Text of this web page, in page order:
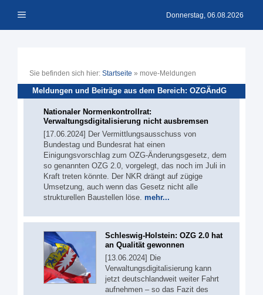
Inhalt Menü Donnerstag, 06.08.2026
Sie befinden sich hier: Startseite » move-Meldungen
Meldungen und Beiträge aus dem Bereich: OZGÄndG
Nationaler Normenkontrollrat:
Verwaltungsdigitalisierung nicht ausbremsen
[17.06.2024] Der Vermittlungsausschuss von
Bundestag und Bundesrat hat einen
Einigungsvorschlag zum OZG-Änderungsgesetz, dem
so genannten OZG 2.0, vorgelegt, das noch im Juli in
Kraft treten könnte. Der NKR drängt auf zügige
Umsetzung, auch wenn das Gesetz nicht alle
strukturellen Baustellen löse. mehr...
Schleswig-Holstein: OZG 2.0 hat
an Qualität gewonnen
[13.06.2024] Die
Verwaltungsdigitalisierung kann
jetzt deutschlandweit weiter Fahrt
aufnehmen – so das Fazit des